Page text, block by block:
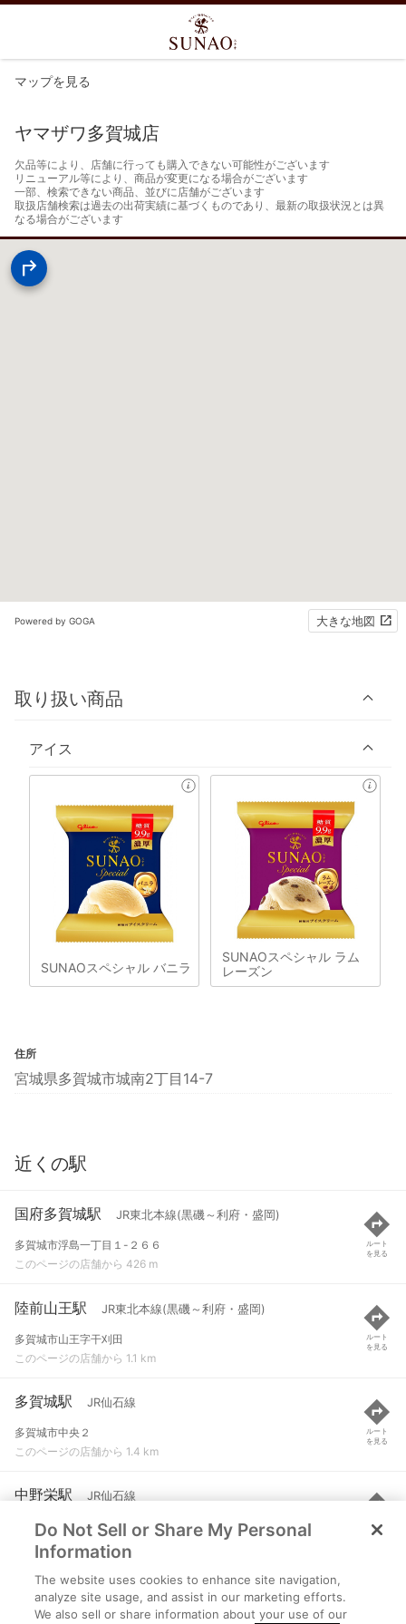
マップを見る
ヤマザワ多賀城店
欠品等により、店舗に行っても購入できない可能性がございます
リニューアル等により、商品が変更になる場合がございます
一部、検索できない商品、並びに店舗がございます
取扱店舗検索は過去の出荷実績に基づくものであり、最新の取扱状況とは異
なる場合がございます
Powered by GOGA 大きな地図
取り扱い商品
アイス
SUNAOスペシャル バニラ
SUNAOスペシャル ラム
レーズン
住所
宮城県多賀城市城南2丁目14-7
近くの駅
国府多賀城駅 JR東北本線(黒磯～利府・盛岡)
多賀城市浮島一丁目１-２６６
このページの店舗から 426 m
ルート
を見る
陸前山王駅 JR東北本線(黒磯～利府・盛岡)
多賀城市山王字干刈田
このページの店舗から 1.1 km
ルート
を見る
多賀城駅 JR仙石線
多賀城市中央２
このページの店舗から 1.4 km
ルート
を見る
中野栄駅 JR仙石線
仙台市宮城野区栄４
このページの店舗から 2 km
ルート
を見る
塩釜駅 JR東北本線(黒磯～利府・盛岡)
塩竈市東玉川町
Do Not Sell or Share My Personal
Information
The website uses cookies to enhance site navigation,
analyze site usage, and assist in our marketing efforts.
We also sell or share information about your use of our